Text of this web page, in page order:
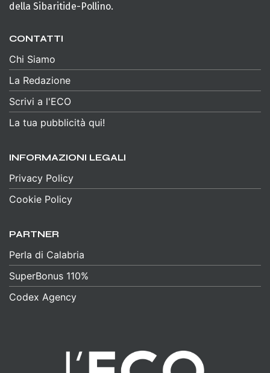
della Sibaritide-Pollino.
CONTATTI
Chi Siamo
La Redazione
Scrivi a l'ECO
La tua pubblicità qui!
INFORMAZIONI LEGALI
Privacy Policy
Cookie Policy
PARTNER
Perla di Calabria
SuperBonus 110%
Codex Agency